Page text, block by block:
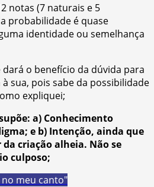
notas (7 naturais e 5
probabilidade é quase
identidade ou semelhança
o benefício da dúvida para
sua, pois sabe da possibilidade
expliquei;
a) Conhecimento
e b) Intenção, ainda que
criação alheia. Não se
culposo;
no meu canto"